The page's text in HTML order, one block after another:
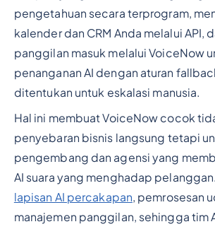
pengetahuan secara terprogram,
kalender dan CRM Anda melalui API,
panggilan masuk melalui VoiceNow
penanganan AI dengan aturan
ditentukan untuk eskalasi manusia.
Hal ini membuat VoiceNow cocok
penyebaran bisnis langsung tetapi
pengembang dan agensi yang
AI suara yang menghadap
lapisan AI percakapan, pemrosesan
manajemen panggilan, sehingga tim